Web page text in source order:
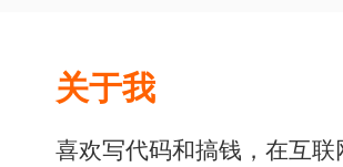
关于我
喜欢写代码和搞钱，在互联